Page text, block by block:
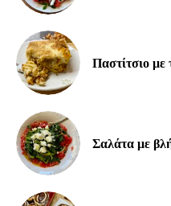
Παστίτσιο με
Σαλάτα με